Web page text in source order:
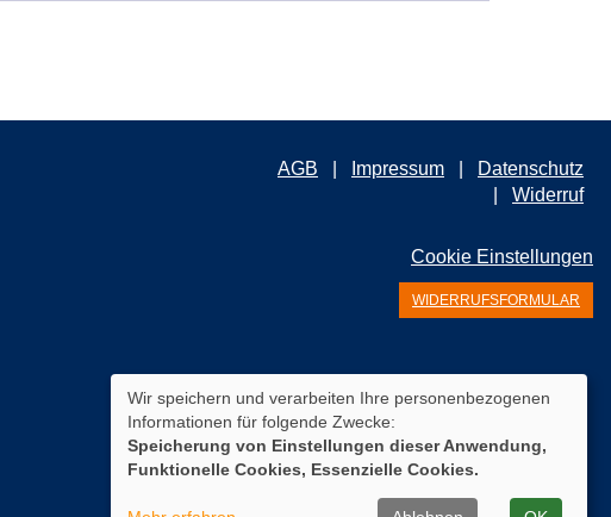
AGB Impressum
Datenschutz
Widerruf
Cookie Einstellungen
WIDERRUFSFORMULAR
Wir speichern und verarbeiten Ihre personenbezogenen
Informationen für folgende Zwecke:
Speicherung von Einstellungen dieser Anwendung,
Funktionelle Cookies, Essenzielle Cookies.